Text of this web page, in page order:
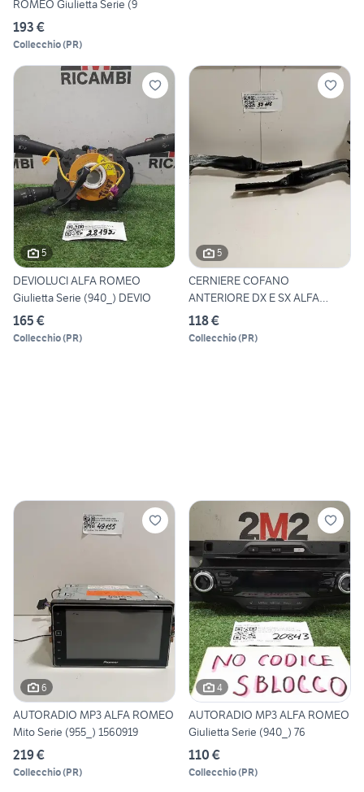
ROMEO Giulietta Serie (9
193 €
Collecchio(PR)
5
DEVIOLUCI ALFA ROMEO
Giulietta Serie (940_) DEVIO
165 €
Collecchio(PR)
5
CERNIERE COFANO
ANTERIORE DX E SX ALFA
ROMEO Giuli
118 €
Collecchio(PR)
6
AUTORADIO MP3 ALFA ROMEO
Mito Serie (955_) 1560919
219 €
Collecchio(PR)
4
AUTORADIO MP3 ALFA ROMEO
Giulietta Serie (940_) 76
110 €
Collecchio(PR)